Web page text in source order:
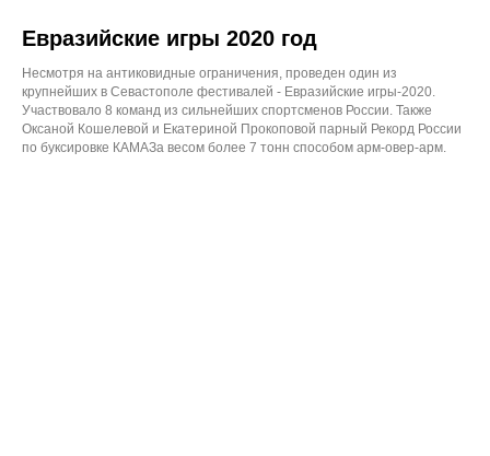
Евразийские игры 2020 год
Несмотря на антиковидные ограничения, проведен один из
крупнейших в Севастополе фестивалей - Евразийские игры-2020.
Участвовало 8 команд из сильнейших спортсменов России. Также
Оксаной Кошелевой и Екатериной Прокоповой парный Рекорд России
по буксировке КАМАЗа весом более 7 тонн способом арм-овер-арм.